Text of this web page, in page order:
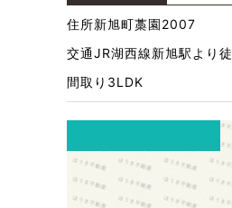
住所新旭町藁園2007
交通JR湖西線新旭駅より
間取り 3LDK